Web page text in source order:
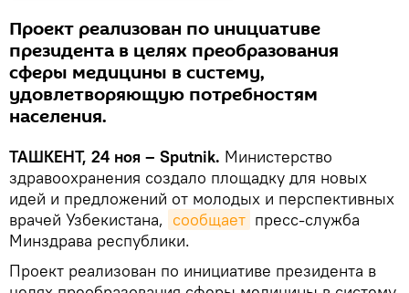
Проект реализован по инициативе
президента в целях преобразования
сферы медицины в систему,
удовлетворяющую потребностям
населения.
ТАШКЕНТ, 24 ноя – Sputnik. Министерство
здравоохранения создало площадку для новых
идей и предложений от молодых и перспективных
врачей Узбекистана, сообщает пресс-служба
Минздрава республики.
Проект реализован по инициативе президента в